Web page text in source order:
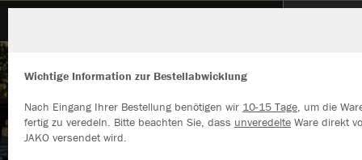
Wichtige Information zur Bestellabwicklung
Nach Eingang Ihrer Bestellung benötigen wir 10-15 Tage, um die
fertig zu veredeln. Bitte beachten Sie, dass unveredelte Ware direkt
JAKO versendet wird.
Wir verwenden Cookies